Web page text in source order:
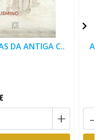
DA ANTIGA C..
+ -